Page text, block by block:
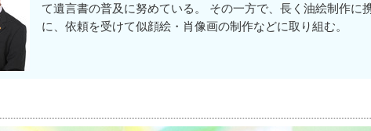
て遺言書の普及に努めている。 その一方で、長く油絵制作に
に、依頼を受けて似顔絵・肖像画の制作などに取り組む。